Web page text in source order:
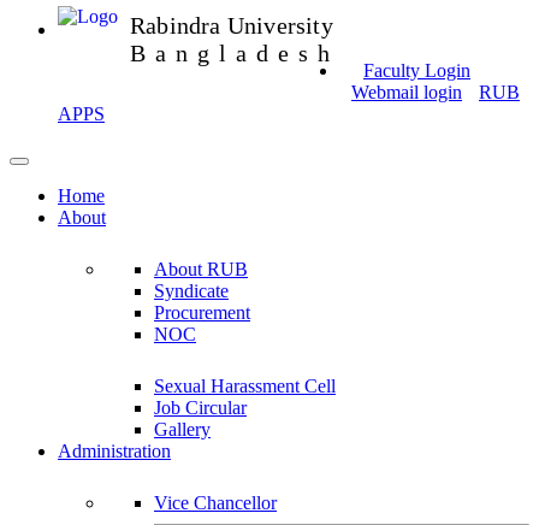
Rabindra University
Bangladesh
Faculty Login
Webmail login
RUB
APPS
Home
About
About RUB
Syndicate
Procurement
NOC
Sexual Harassment Cell
Job Circular
Gallery
Administration
Vice Chancellor